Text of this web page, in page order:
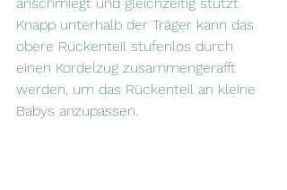
Knapp unterhalb der Träger kann das
obere Rückenteil stufenlos durch
einen Kordelzug zusammengerafft
werden, um das Rückenteil an kleine
Babys anzupassen.